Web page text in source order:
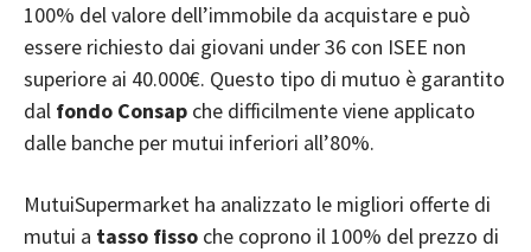
100% del valore dell’immobile da acquistare e può
essere richiesto dai giovani under 36 con ISEE non
superiore ai 40.000€. Questo tipo di mutuo è garantito
dal fondo Consap che difficilmente viene applicato
dalle banche per mutui inferiori all’80%.
MutuiSupermarket ha analizzato le migliori offerte di
mutui a tasso fisso che coprono il 100% del prezzo di